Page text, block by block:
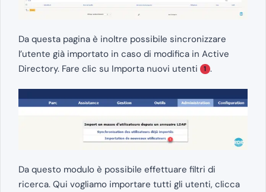
Da questa pagina è inoltre possibile sincronizzare
l’utente già importato in caso di modifica in Active
Directory. Fare clic su Importa nuovi utenti
1 .
Da questo modulo è possibile effettuare filtri di
ricerca. Qui vogliamo importare tutti gli utenti, clicca